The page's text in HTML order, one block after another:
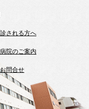
される方へ
院のご案内
問合せ